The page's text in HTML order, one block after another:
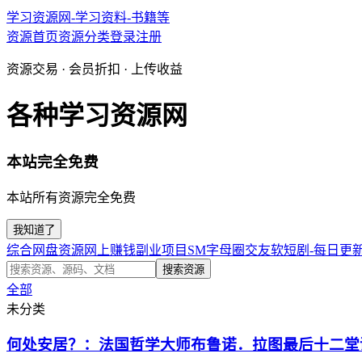
学习资源网-学习资料-书籍等
资源首页资源分类登录注册
资源交易 · 会员折扣 · 上传收益
各种学习资源网
本站完全免费
本站所有资源完全免费
我知道了
综合网盘资源 网上赚钱副业项目 SM字母圈交友软短剧-每日更
搜索资源
全部
未分类
何处安居？：法国哲学大师布鲁诺．拉图最后十二